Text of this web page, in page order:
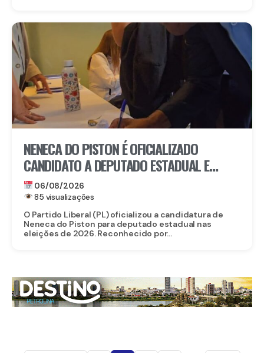
NENECA DO PISTON É OFICIALIZADO
CANDIDATO A DEPUTADO ESTADUAL E
FORTALECE CHAPA DO PL EM
PERNAMBUCO
06/08/2026
85 visualizações
O Partido Liberal (PL) oficializou a candidatura de
Neneca do Piston para deputado estadual nas
eleições de 2026. Reconhecido por...